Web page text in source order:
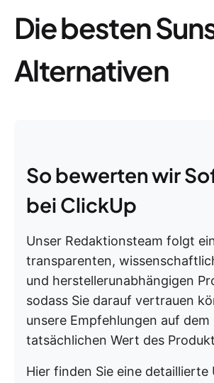
Die besten
Alternativen
So bewerten wir
bei ClickUp
Unser Redaktionsteam folgt
transparenten,
und herstellerunabhängigen
sodass Sie darauf vertrauen
unsere Empfehlungen auf dem
tatsächlichen Wert des
Hier finden Sie eine detaillierte